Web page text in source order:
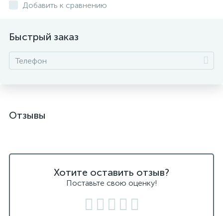
Добавить к сравнению
Быстрый заказ
Отзывы
Хотите оставить отзыв?
Поставьте свою оценку!